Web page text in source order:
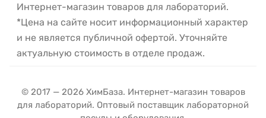
Интернет-магазин товаров для лабораторий.
*Цена на сайте носит информационный характер
и не является публичной офертой. Уточняйте
актуальную стоимость в отделе продаж.
© 2017 — 2026 ХимБаза. Интернет-магазин товаров
для лабораторий. Оптовый поставщик лабораторной